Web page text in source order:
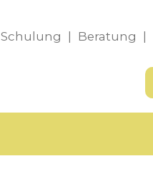
Schulung Beratung